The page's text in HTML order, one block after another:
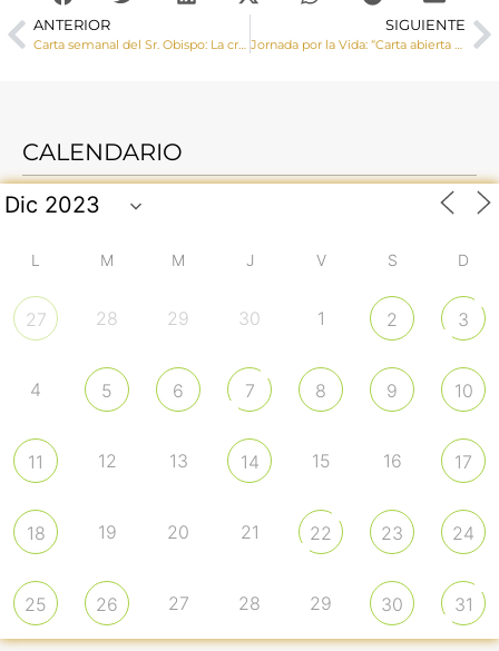
ANTERIOR
Carta semanal del Sr. Obispo: La creación del ser humano como varón y mujer, como dos seres distintos de igual dignidad y con la misma finalidad, es una verdad fundamental en la concepción cristiana del hombre
SIGUIENTE
Jornada por la Vida: “Carta abierta a todos los cristianos y personas de buena voluntad”
CALENDARIO
L M M J V S D
27 28 29 30 1 2 3
4 5 6 7 8 9 10
11 12 13 14 15 16 17
18 19 20 21 22 23 24
25 26 27 28 29 30 31